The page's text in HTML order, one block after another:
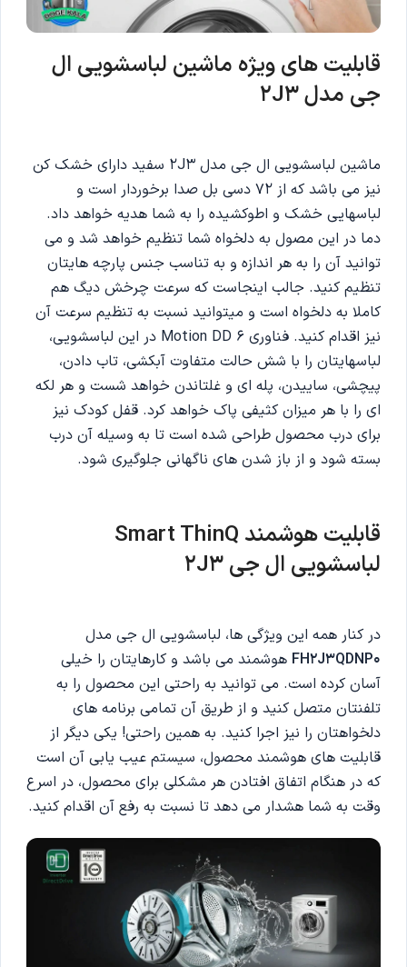
قابلیت های ویژه ماشین لباسشویی ال
جی مدل 2J3
ماشین لباسشویی ال جی مدل 2J3 سفید دارای خشک کن
نیز می باشد که از 72 دسی بل صدا برخوردار است و
لباسهایی خشک و اطوکشیده را به شما هدیه خواهد داد.
دما در این مصول به دلخواه شما تنظیم خواهد شد و می
توانید آن را به هر اندازه و به تناسب جنس پارچه هایتان
تنظیم کنید. جالب اینجاست که سرعت چرخش دیگ هم
کاملا به دلخواه است و میتوانید نسبت به تنظیم سرعت آن
نیز اقدام کنید. فناوری Motion DD 6 در این لباسشویی،
لباسهایتان را با شش حالت متفاوت آبکشی، تاب دادن،
پیچشی، ساییدن، پله ای و غلتاندن خواهد شست و هر لکه
ای را با هر میزان کثیفی پاک خواهد کرد. قفل کودک نیز
برای درب محصول طراحی شده است تا به وسیله آن درب
بسته شود و از باز شدن های ناگهانی جلوگیری شود.
قابلیت هوشمند Smart ThinQ
لباسشویی ال جی 2J3
در کنار همه این ویژگی ها، لباسشویی ال جی مدل
FH2J3QDNP0 هوشمند می باشد و کارهایتان را خیلی
آسان کرده است. می توانید به راحتی این محصول را به
تلفنتان متصل کنید و از طریق آن تمامی برنامه های
دلخواهتان را نیز اجرا کنید. به همین راحتی! یکی دیگر از
قابلیت های هوشمند محصول، سیستم عیب یابی آن است
که در هنگام اتفاق افتادن هر مشکلی برای محصول، در اسرع
وقت به شما هشدار می دهد تا نسبت به رفع آن اقدام کنید.